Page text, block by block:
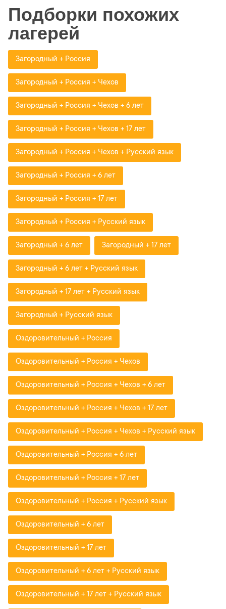
Подборки похожих
лагерей
Загородный + Россия
Загородный + Россия + Чехов
Загородный + Россия + Чехов + 6 лет
Загородный + Россия + Чехов + 17 лет
Загородный + Россия + Чехов + Русский язык
Загородный + Россия + 6 лет
Загородный + Россия + 17 лет
Загородный + Россия + Русский язык
Загородный + 6 лет Загородный + 17 лет
Загородный + 6 лет + Русский язык
Загородный + 17 лет + Русский язык
Загородный + Русский язык
Оздоровительный + Россия
Оздоровительный + Россия + Чехов
Оздоровительный + Россия + Чехов + 6 лет
Оздоровительный + Россия + Чехов + 17 лет
Оздоровительный + Россия + Чехов + Русский язык
Оздоровительный + Россия + 6 лет
Оздоровительный + Россия + 17 лет
Оздоровительный + Россия + Русский язык
Оздоровительный + 6 лет
Оздоровительный + 17 лет
Оздоровительный + 6 лет + Русский язык
Оздоровительный + 17 лет + Русский язык